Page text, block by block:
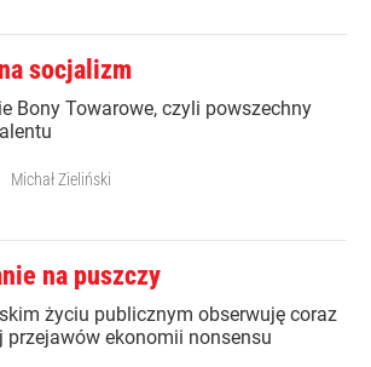
socjalizm
Bony Towarowe, czyli powszechny
Michał Zieliński
na puszczy
życiu publicznym obserwuję coraz
przejawów ekonomii nonsensu